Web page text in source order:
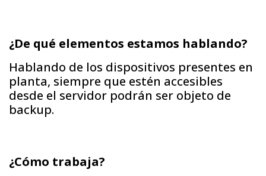
¿De qué elementos estamos hablando?
Hablando de los dispositivos presentes en
planta, siempre que estén accesibles
desde el servidor podrán ser objeto de
backup.
¿Cómo trabaja?